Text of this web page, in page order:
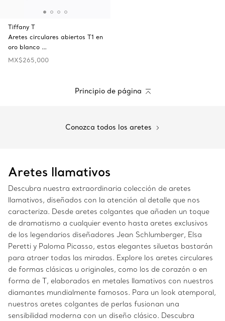
Tiffany T
Aretes circulares abiertos T1 en
oro blanco …
MX$265,000
Principio de página
Conozca todos los aretes
Aretes llamativos
Descubra nuestra extraordinaria colección de aretes
llamativos, diseñados con la atención al detalle que nos
caracteriza. Desde aretes colgantes que añaden un toque
de dramatismo a cualquier evento hasta aretes exclusivos
de los legendarios diseñadores Jean Schlumberger, Elsa
Peretti y Paloma Picasso, estas elegantes siluetas bastarán
para atraer todas las miradas. Explore los aretes circulares
de formas clásicas u originales, como los de corazón o en
forma de T, elaborados en metales llamativos con nuestros
diamantes mundialmente famosos. Para un look atemporal,
nuestros aretes colgantes de perlas fusionan una
sensibilidad moderna con un diseño clásico. Descubra